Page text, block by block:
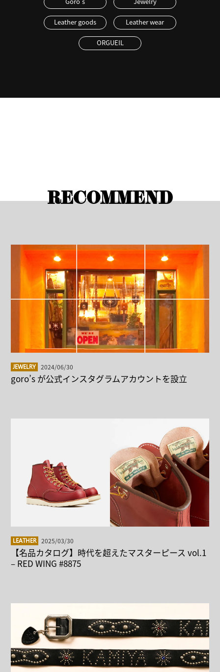
Leather goods Leather wear
ORGUEIL
RECOMMEND
JEWELRY 2024/06/30
goro’s が公式インスタグラムアカウントを設立
LEATHER 2025/03/30
【名品カタログ】時代を超えたマスターピース vol.1
– RED WING #8875